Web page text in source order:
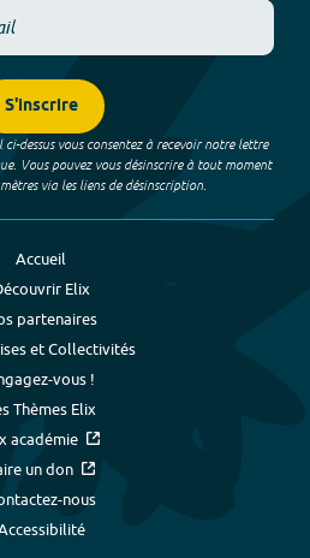
S'inscrire
dessus vous consentez à recevoir notre lettre
Vous pouvez vous désinscrire à tout moment
via les liens de désinscription.
Accueil
Elix
partenaires
et Collectivités
vous !
Thèmes Elix
académie
un don
nous